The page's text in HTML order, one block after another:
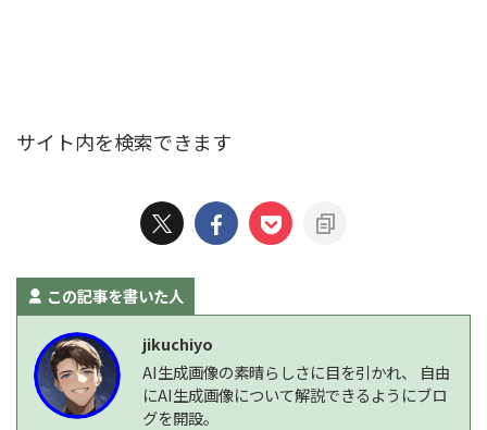
サイト内を検索できます
この記事を書いた人
jikuchiyo
AI生成画像の素晴らしさに目を引かれ、 自由
にAI生成画像について解説できるようにブロ
グを開設。